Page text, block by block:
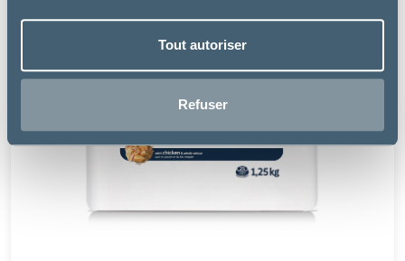
Tout autoriser
Refuser